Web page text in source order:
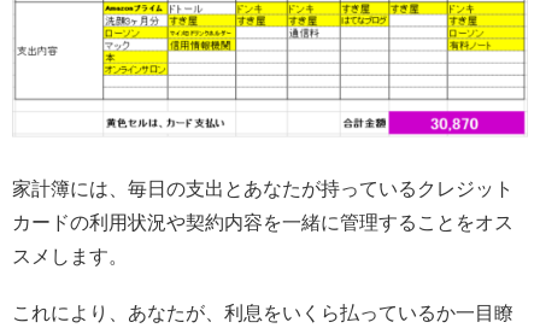
家計簿には、毎日の支出とあなたが持っているクレジット
カードの利用状況や契約内容を一緒に管理することをオス
スメします。
これにより、あなたが、利息をいくら払っているか一目瞭